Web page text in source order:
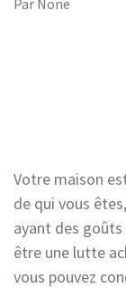
Par None
Votre maison
de qui vous
ayant des
être une lutte
vous pouvez